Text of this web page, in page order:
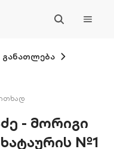
განათლება
- მორიგი
№1